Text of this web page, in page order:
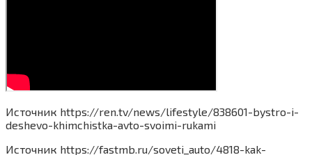
Источник https://ren.tv/news/lifestyle/838601-bystro-i-
deshevo-khimchistka-avto-svoimi-rukami
Источник https://fastmb.ru/soveti_auto/4818-kak-